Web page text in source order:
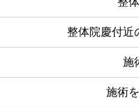
整体院慶付近
施
施術